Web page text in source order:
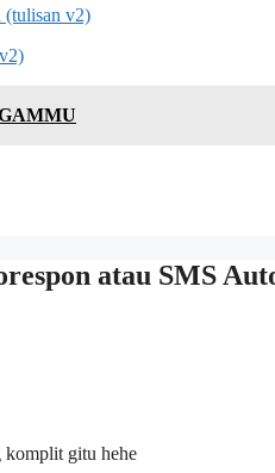
atau SMS
komplit gitu hehe